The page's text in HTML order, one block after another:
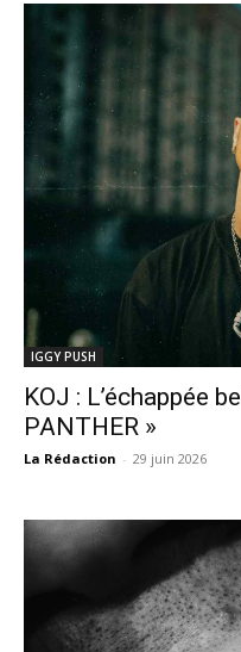
IGGY PUSH
KOJ : L’échappée
PANTHER »
La Rédaction - 29 juin 2026